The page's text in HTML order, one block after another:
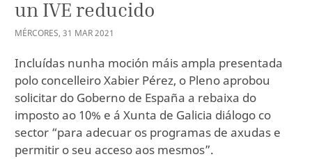
un IVE reducido
MÉRCORES, 31 MAR2021
Incluídas nunha moción máis ampla presentada
polo concelleiro Xabier Pérez, o Pleno aprobou
solicitar do Goberno de España a rebaixa do
imposto ao 10% e á Xunta de Galicia diálogo co
sector “para adecuar os programas de axudas e
permitir o seu acceso aos mesmos”.